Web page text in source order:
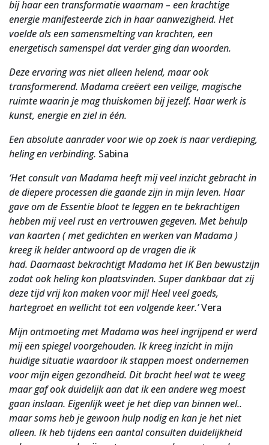
bij haar een transformatie waarnam – een krachtige
energie manifesteerde zich in haar aanwezigheid. Het
voelde als een samensmelting van krachten, een
energetisch samenspel dat verder ging dan woorden.
Deze ervaring was niet alleen helend, maar ook
transformerend. Madama creëert een veilige, magische
ruimte waarin je mag thuiskomen bij jezelf. Haar werk is
kunst, energie en ziel in één.
Een absolute aanrader voor wie op zoek is naar verdieping,
heling en verbinding. Sabina
‘Het consult van Madama heeft mij veel inzicht gebracht in
de diepere processen die gaande zijn in mijn leven. Haar
gave om de Essentie bloot te leggen en te bekrachtigen
hebben mij veel rust en vertrouwen gegeven. Met behulp
van kaarten ( met gedichten en werken van Madama )
kreeg ik helder antwoord op de vragen die ik
had. Daarnaast bekrachtigt Madama het IK Ben bewustzijn
zodat ook heling kon plaatsvinden. Super dankbaar dat zij
deze tijd vrij kon maken voor mij! Heel veel goeds,
hartegroet en wellicht tot een volgende keer.’Vera
Mijn ontmoeting met Madama was heel ingrijpend er werd
mij een spiegel voorgehouden. Ik kreeg inzicht in mijn
huidige situatie waardoor ik stappen moest ondernemen
voor mijn eigen gezondheid. Dit bracht heel wat te weeg
maar gaf ook duidelijk aan dat ik een andere weg moest
gaan inslaan. Eigenlijk weet je het diep van binnen wel..
maar soms heb je gewoon hulp nodig en kan je het niet
alleen. Ik heb tijdens een aantal consulten duidelijkheid